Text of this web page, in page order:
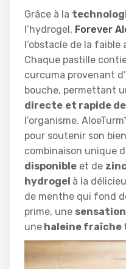
Grâce à la
l’hydrogel, Forever
l’obstacle de la
Chaque pastille
curcuma provenant
bouche, permettant
directe et rapide
l’organisme.
pour soutenir son
combinaison unique
disponible et de
hydrogel à la
de menthe qui fond
prime, une
une haleine fraîche